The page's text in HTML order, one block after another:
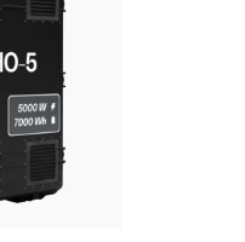
Transfert de
carburant
Diesel / Fuel /
GNR